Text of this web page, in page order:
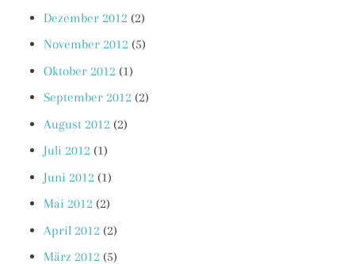
Dezember 2012 (2)
November 2012 (5)
Oktober 2012 (1)
September 2012 (2)
August 2012 (2)
Juli 2012 (1)
Juni 2012 (1)
Mai 2012 (2)
April 2012 (2)
März 2012 (5)